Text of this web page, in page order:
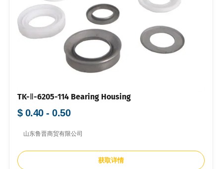
TK-Ⅱ-6205-114 Bearing Housing
$ 0.40 - 0.50
山东鲁晋商贸有限公司
获取详情